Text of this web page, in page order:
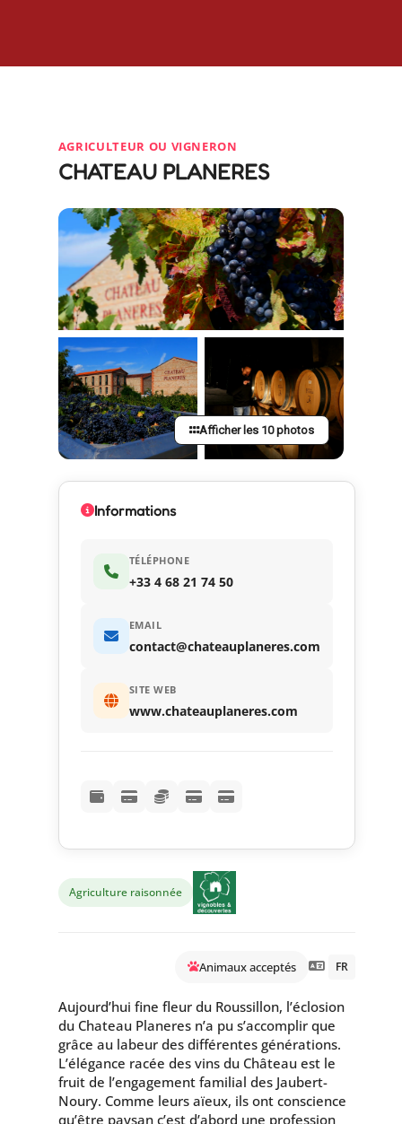
AGRICULTEUR OU VIGNERON
CHATEAU PLANERES
Afficher les 10 photos
Agriculture raisonnée
Animaux acceptés FR
Aujourd’hui fine fleur du Roussillon, l’éclosion
du Chateau Planeres n’a pu s’accomplir que
grâce au labeur des différentes générations.
L’élégance racée des vins du Château est le
fruit de l’engagement familial des Jaubert-
Noury. Comme leurs aïeux, ils ont conscience
qu’être paysan c’est d’abord une profession
Informations
TÉLÉPHONE
+33 4 68 21 74 50
EMAIL
contact@chateauplaneres.com
SITE WEB
www.chateauplaneres.com